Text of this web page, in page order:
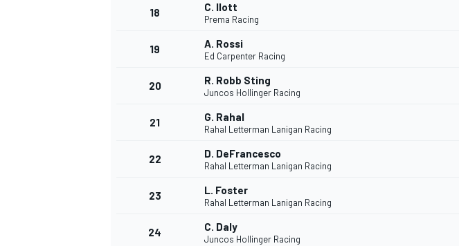
18 C. Ilott
Prema Racing
19 A. Rossi
Ed Carpenter Racing
20 R. Robb Sting
Juncos Hollinger Racing
21 G. Rahal
Rahal Letterman Lanigan Racing
22 D. DeFrancesco
Rahal Letterman Lanigan Racing
23 L. Foster
Rahal Letterman Lanigan Racing
24 C. Daly
Juncos Hollinger Racing